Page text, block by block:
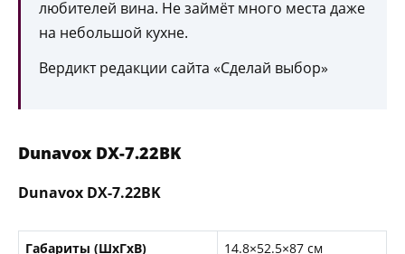
любителей вина. Не займёт много места даже
на небольшой кухне.
Вердикт редакции сайта «Сделай выбор»
Dunavox DX-7.22BK
Dunavox DX-7.22BK
Габариты (ШxГxВ) 14.8×52.5×87 см